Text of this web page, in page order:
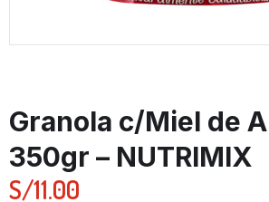
Granola c/Miel de
350gr – NUTRIMIX
S/11.00